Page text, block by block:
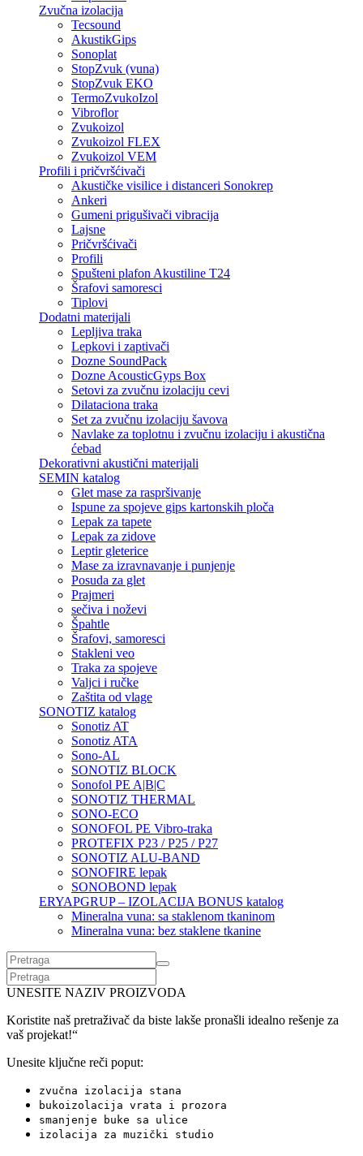
Zvučna izolacija
Tecsound
AkustikGips
Sonoplat
StopZvuk (vuna)
StopZvuk EKO
TermoZvukoIzol
Vibroflor
Zvukoizol
Zvukoizol FLEX
Zvukoizol VEM
Profili i pričvršćivači
Akustičke visilice i distanceri Sonokrep
Ankeri
Gumeni prigušivači vibracija
Lajsne
Pričvršćivači
Profili
Spušteni plafon Akustiline T24
Šrafovi samoresci
Tiplovi
Dodatni materijali
Lepljiva traka
Lepkovi i zaptivači
Dozne SoundPack
Dozne AcousticGyps Box
Setovi za zvučnu izolaciju cevi
Dilataciona traka
Set za zvučnu izolaciju šavova
Navlake za toplotnu i zvučnu izolaciju i akustična
ćebad
Dekorativni akustični materijali
SEMIN katalog
Glet mase za raspršivanje
Ispune za spojeve gips kartonskih ploča
Lepak za tapete
Lepak za zidove
Leptir gleterice
Mase za izravnavanje i punjenje
Posuda za glet
Prajmeri
sečiva i noževi
Špahtle
Šrafovi, samoresci
Stakleni veo
Traka za spojeve
Valjci i ručke
Zaštita od vlage
SONOTIZ katalog
Sonotiz AT
Sonotiz ATA
Sono-AL
SONOTIZ BLOCK
Sonofol PE A|B|C
SONOTIZ THERMAL
SONO-ECO
SONOFOL PE Vibro-traka
PROTEFIX P23 / P25 / P27
SONOTIZ ALU-BAND
SONOFIRE lepak
SONOBOND lepak
ERYAPGRUP – IZOLACIJA BONUS katalog
Mineralna vuna: sa staklenom tkaninom
Mineralna vuna: bez staklene tkanine
UNESITE NAZIV PROIZVODA
Koristite naš pretraživač da biste lakše pronašli idealno rešenje za
vaš projekat!“
Unesite ključne reči poput:
zvučna izolacija stana
bukoizolacija vrata i prozora
smanjenje buke sa ulice
izolacija za muzički studio